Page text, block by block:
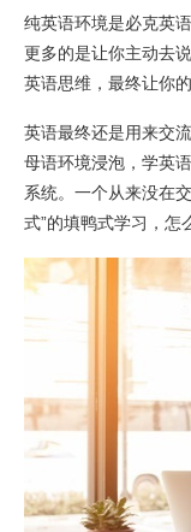
纯英语环境是必克英
更多的是让你主动去
英语思维，最终让你
英语最终还是用来交
母语环境浸泡，学英
系统。一个从来没在
式”的填鸭式学习，怎